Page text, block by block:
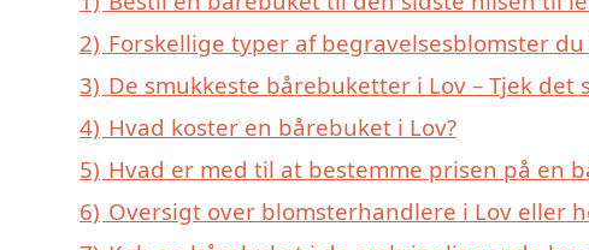
2) Forskellige typer af begravelsesblomster
3) De smukkeste bårebuketter i Lov – Tjek det
4) Hvad koster en bårebuket i Lov?
5) Hvad er med til at bestemme prisen på en
6) Oversigt over blomsterhandlere i Lov eller